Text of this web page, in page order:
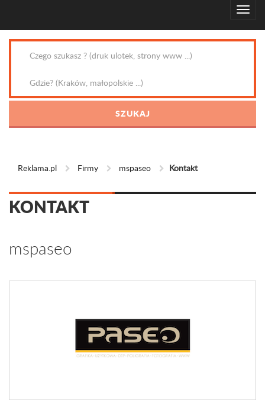
Reklama.pl Firmy mspaseo Kontakt
KONTAKT
mspaseo